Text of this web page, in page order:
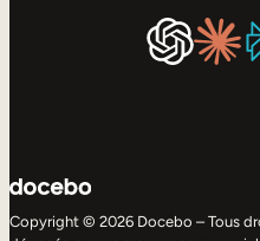
Copyright © 2026 Docebo – Tous